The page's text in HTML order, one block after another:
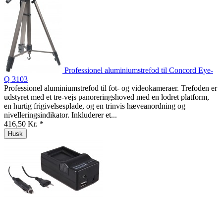
Professionel aluminiumstrefod til Concord Eye-
Q 3103
Professionel aluminiumstrefod til fot- og videokameraer. Trefoden er
udstyret med et tre-vejs panoreringshoved med en lodret platform,
en hurtig frigivelsesplade, og en trinvis hæveanordning og
nivelleringsindikator. Inkluderer et...
416,50 Kr. *
Husk